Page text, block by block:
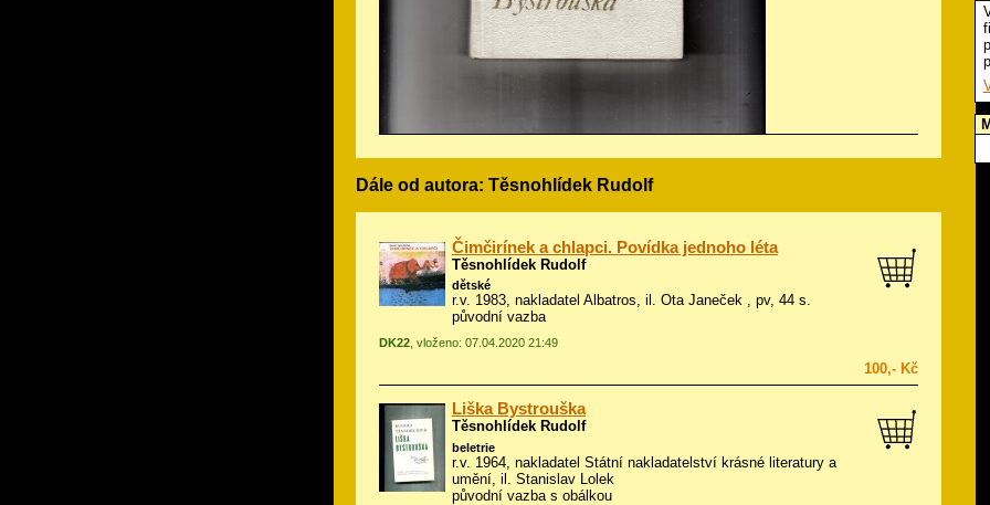
Dále od autora: Těsnohlídek Rudolf
Čimčirínek a chlapci. Povídka jednoho léta
Těsnohlídek Rudolf
dětské
r.v. 1983, nakladatel Albatros, il. Ota Janeček , pv, 44 s.
původní vazba
DK22, vloženo: 07.04.2020 21:49
100,- Kč
Liška Bystrouška
Těsnohlídek Rudolf
beletrie
r.v. 1964, nakladatel Státní nakladatelství krásné literatury a
umění, il. Stanislav Lolek
původní vazba s obálkou